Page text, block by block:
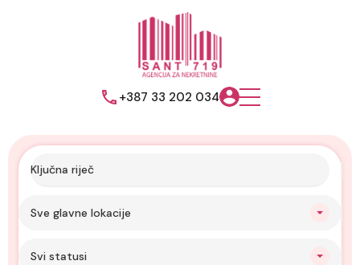
+387 33 202 034
Sve glavne lokacije
Svi statusi